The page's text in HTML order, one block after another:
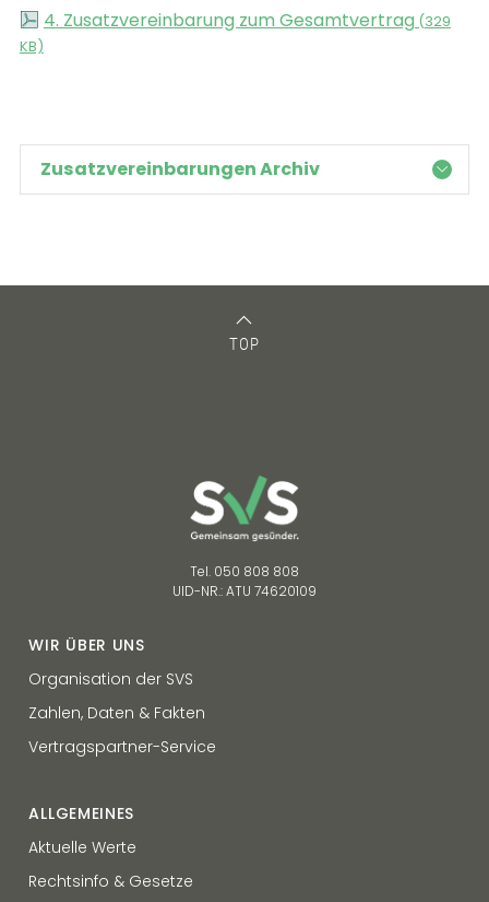
4. Zusatzvereinbarung zum Gesamtvertrag (329
KB)
Zusatzvereinbarungen Archiv
TOP
Tel. 050 808 808
UID-NR.: ATU 74620109
WIR ÜBER UNS
Organisation der SVS
Zahlen, Daten & Fakten
Vertragspartner-Service
ALLGEMEINES
Aktuelle Werte
Rechtsinfo & Gesetze